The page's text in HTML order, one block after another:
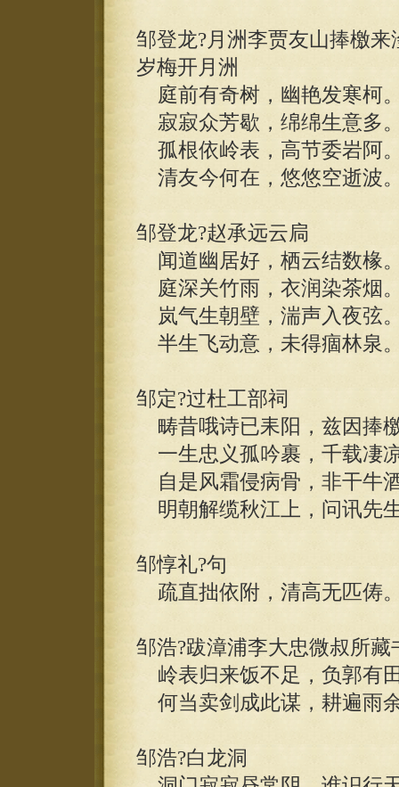
邹登龙?月洲李贾友山捧檄
岁梅开月洲
庭前有奇树，幽艳发寒柯
寂寂众芳歇，绵绵生意多
孤根依岭表，高节委岩阿
清友今何在，悠悠空逝波
邹登龙?赵承远云扃
闻道幽居好，栖云结数椽
庭深关竹雨，衣润染茶烟
岚气生朝壁，湍声入夜弦
半生飞动意，未得痼林泉
邹定?过杜工部祠
畴昔哦诗已耒阳，兹因捧
一生忠义孤吟裹，千载凄
自是风霜侵病骨，非干牛
明朝解缆秋江上，问讯先
邹惇礼?句
疏直拙依附，清高无匹俦
邹浩?跋漳浦李大忠微叔所藏
岭表归来饭不足，负郭有
何当卖剑成此谋，耕遍雨
邹浩?白龙洞